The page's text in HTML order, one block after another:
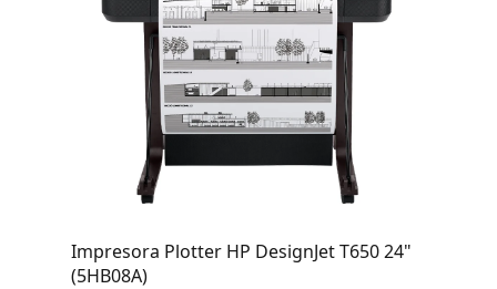
Impresora Plotter HP DesignJet T650 24"
(5HB08A)